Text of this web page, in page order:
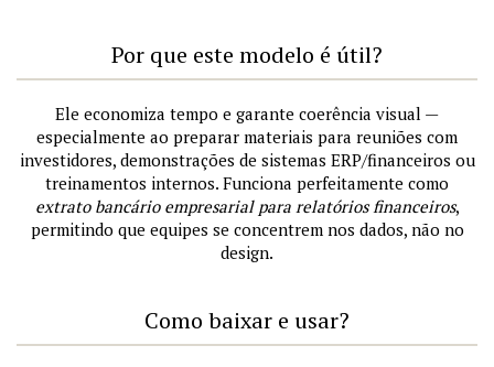
Por que este modelo é útil?
Ele economiza tempo e garante coerência visual —
especialmente ao preparar materiais para reuniões com
investidores, demonstrações de sistemas ERP/financeiros ou
treinamentos internos. Funciona perfeitamente como
extrato bancário empresarial para relatórios financeiros,
permitindo que equipes se concentrem nos dados, não no
design.
Como baixar e usar?